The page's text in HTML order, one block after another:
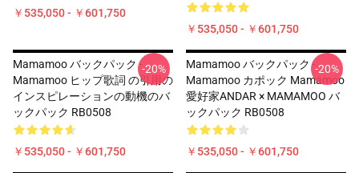
￥535,050 - ￥601,750
￥535,050 - ￥601,750
Mamamoo バックパック -
Mamamoo ヒップ歌詞 の引用の
インスピレーションの動機のバ
ックパック RB0508
￥535,050 - ￥601,750
-20%
Mamamoo バックパック -
Mamamoo カポック Mamamoo
愛好家ANDAR × MAMAMOO バ
ックパック RB0508
￥535,050 - ￥601,750
-20%